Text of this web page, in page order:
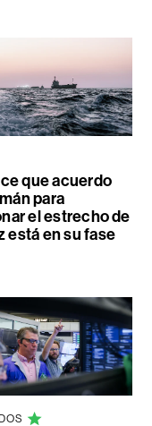
que acuerdo
para
el estrecho de
está en su fase